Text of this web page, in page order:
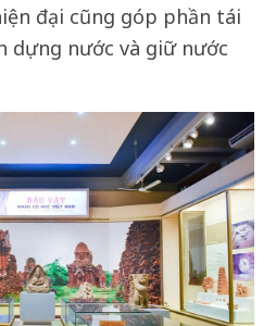
đại cũng góp phần tái
dựng nước và giữ nước